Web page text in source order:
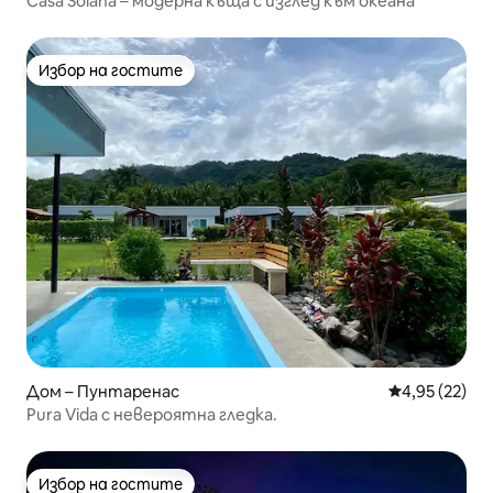
Избор на гостите
Избор на гостите
Дом – Пунтаренас Средна
4,95 (22)
Pura Vida с невероятна гледка.
Избор на гостите